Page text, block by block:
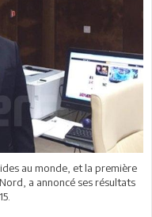
au monde, et la première
a annoncé ses résultats